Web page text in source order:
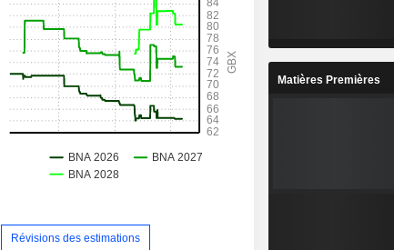
Révisions des estimations
Matières Premières